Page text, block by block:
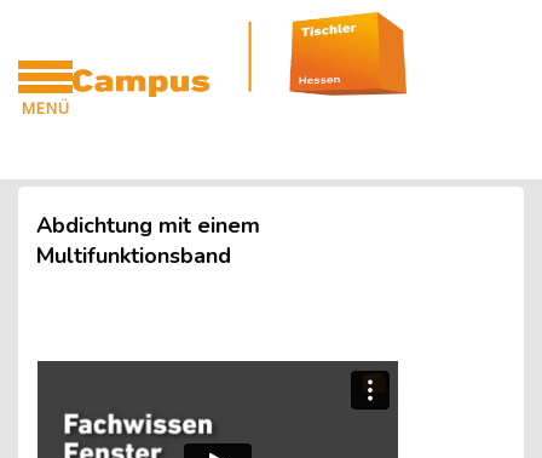
MENÜ
Zum Hauptinhalt
Blöcke
Blöcke
Abdichtung mit einem
Multifunktionsband